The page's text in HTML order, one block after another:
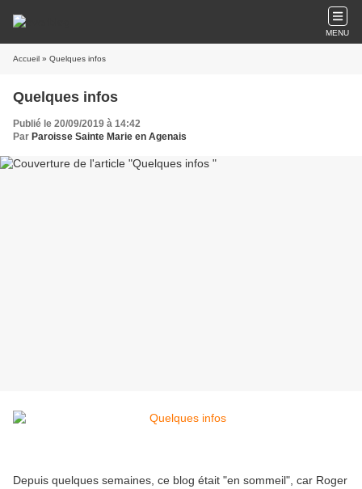
MENU
Accueil » Quelques infos
Quelques infos
Publié le 20/09/2019 à 14:42
Par Paroisse Sainte Marie en Agenais
Depuis quelques semaines, ce blog était "en sommeil", car Roger